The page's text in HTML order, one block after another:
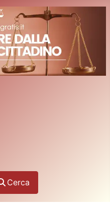
Cerca